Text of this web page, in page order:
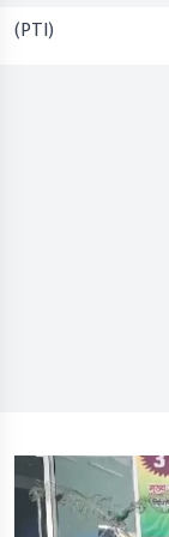
(PTI)